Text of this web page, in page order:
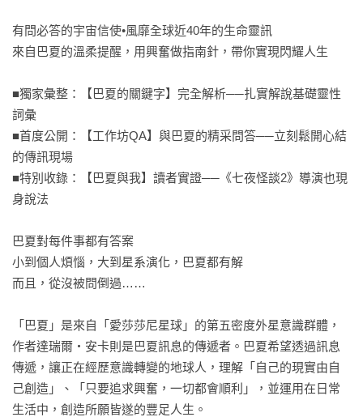
有問必答的宇宙信使•風靡全球近40年的生命靈訊
來自巴夏的溫柔提醒，用興奮做指南針，帶你實現閃耀人生
■獨家彙整：【巴夏的關鍵字】完全解析──扎實解說基礎靈性
詞彙
■首度公開：【工作坊QA】與巴夏的精采問答──立刻鬆開心結
的傳訊現場
■特別收錄：【巴夏與我】讀者實證──《七夜怪談2》導演也現
身說法
巴夏對每件事都有答案
小到個人煩惱，大到星系演化，巴夏都有解
而且，從沒被問倒過……
「巴夏」是來自「愛莎莎尼星球」的第五密度外星意識群體，
作者達瑞爾‧安卡則是巴夏訊息的傳遞者。巴夏希望透過訊息
傳遞，讓正在經歷意識轉變的地球人，理解「自己的現實由自
己創造」、「只要追求興奮，一切都會順利」，並運用在日常
生活中，創造所願皆遂的豐足人生。